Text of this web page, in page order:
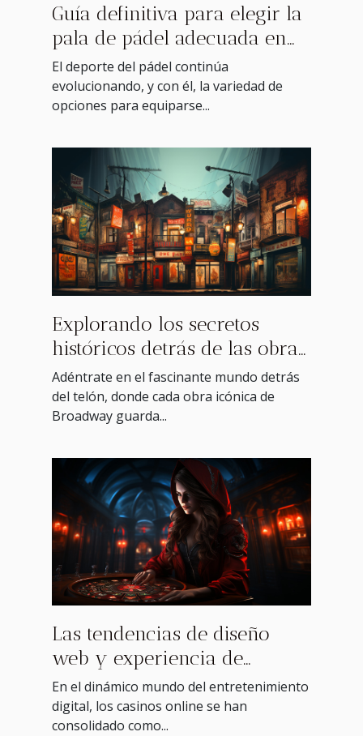
Guía definitiva para elegir la
pala de pádel adecuada en
2025
El deporte del pádel continúa
evolucionando, y con él, la variedad de
opciones para equiparse...
Explorando los secretos
históricos detrás de las obras
icónicas de Broadway
Adéntrate en el fascinante mundo detrás
del telón, donde cada obra icónica de
Broadway guarda...
Las tendencias de diseño
web y experiencia de
usuario en casinos online
En el dinámico mundo del entretenimiento
digital, los casinos online se han
consolidado como...